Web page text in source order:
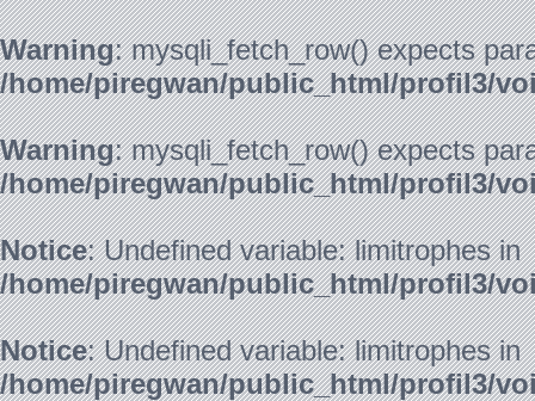
Warning: mysqli_fetch_row() expects
/home/piregwan/public_html/profil3/
Warning: mysqli_fetch_row() expects
/home/piregwan/public_html/profil3/
Notice: Undefined variable: limitrophes in
/home/piregwan/public_html/profil3/
Notice: Undefined variable: limitrophes in
/home/piregwan/public_html/profil3/